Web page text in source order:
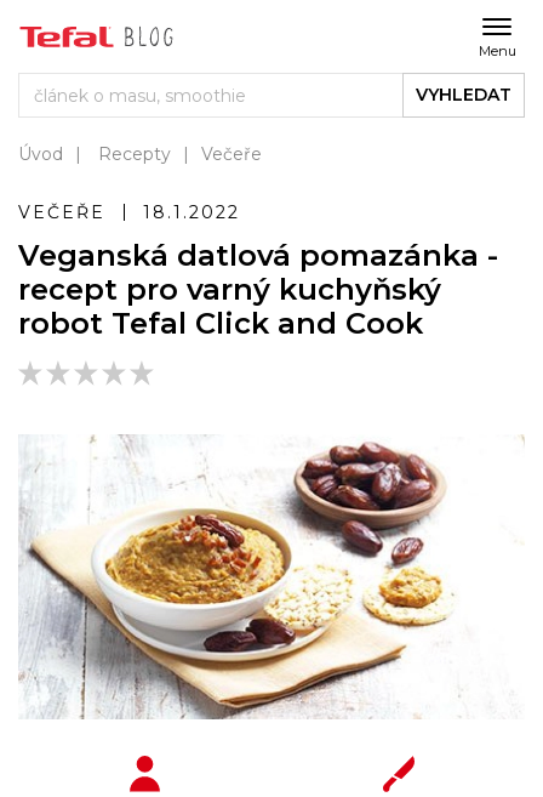
Menu
VYHLEDAT
Úvod Recepty Večeře
VEČEŘE 18.1.2022
Veganská datlová pomazánka -
recept pro varný kuchyňský
robot Tefal Click and Cook